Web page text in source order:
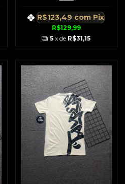
R$129,99
R$123,49 com Pix
5 x de R$31,15